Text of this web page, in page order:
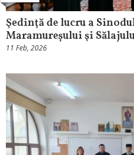
Şedinţă de lucru a
Maramureșului şi
11 Feb, 2026